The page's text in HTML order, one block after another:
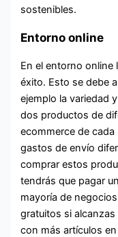
sostenibles.
Entorno online
En el entorno online
éxito. Esto se debe
ejemplo la variedad
dos productos de
ecommerce de
gastos de envío
comprar estos
tendrás que pagar
mayoría de
gratuitos si
con más artículos